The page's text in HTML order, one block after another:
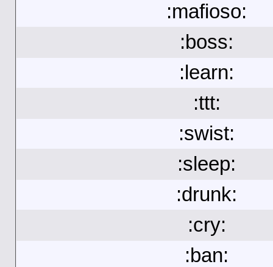
:mafioso:
:boss:
:learn:
:ttt:
:swist:
:sleep:
:drunk:
:cry:
:ban: